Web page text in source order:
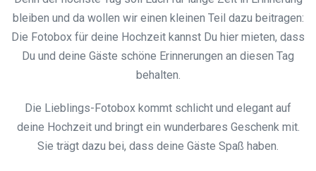
bleiben und da wollen wir einen kleinen Teil dazu beitragen:
Die Fotobox für deine Hochzeit kannst Du hier mieten, dass
Du und deine Gäste schöne Erinnerungen an diesen Tag
behalten.
Die Lieblings-Fotobox kommt schlicht und elegant auf
deine Hochzeit und bringt ein wunderbares Geschenk mit.
Sie trägt dazu bei, dass deine Gäste Spaß haben.